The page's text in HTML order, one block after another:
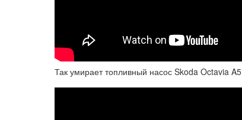
Так умирает топливный насос Skoda Octavia A5